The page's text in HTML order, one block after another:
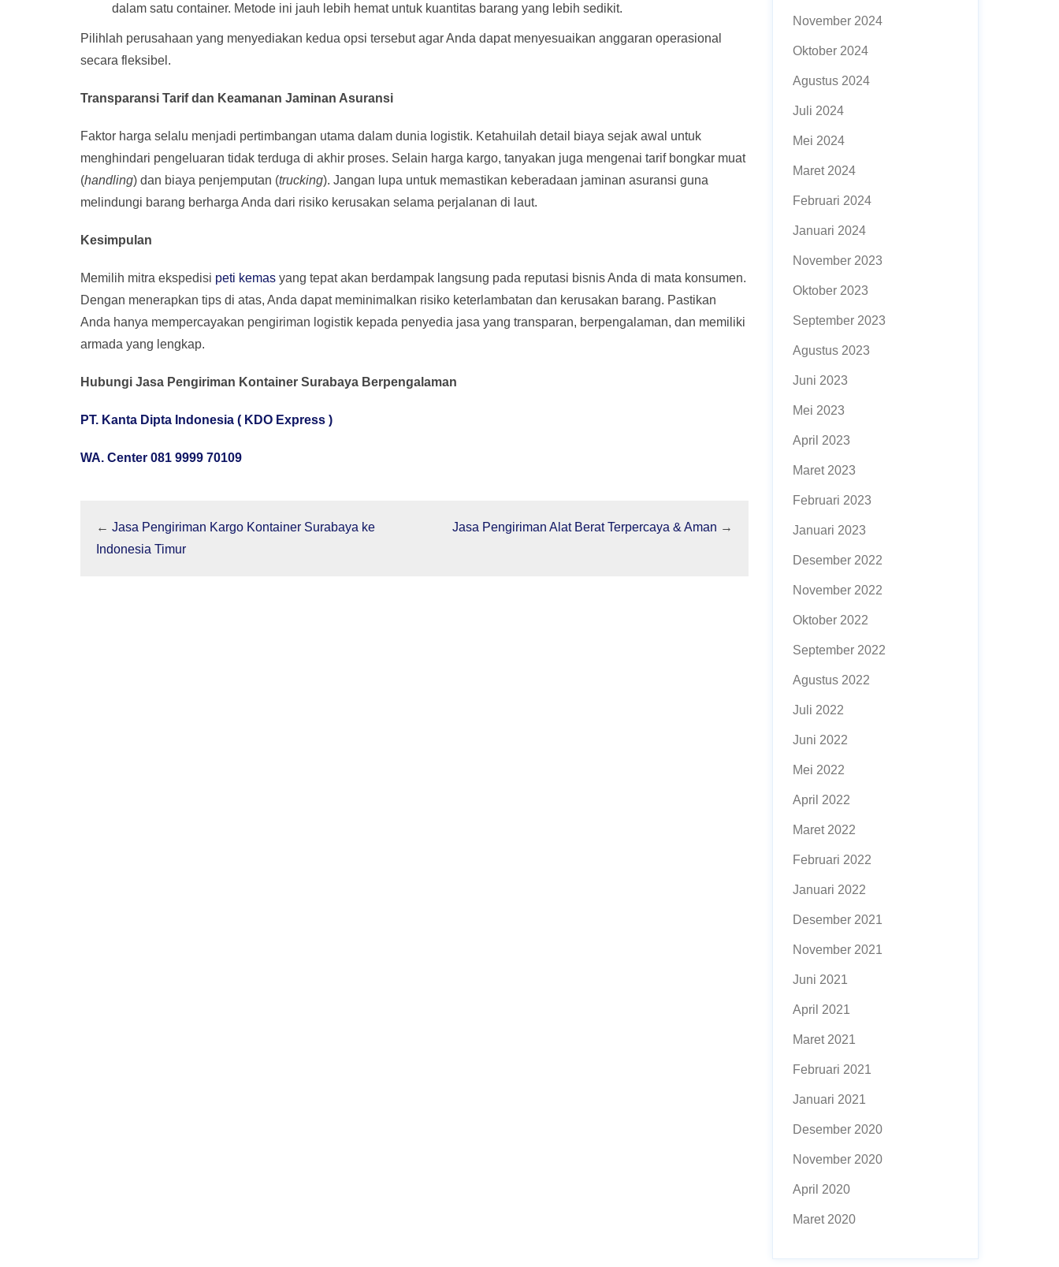
dalam satu container. Metode ini jauh lebih hemat untuk kuantitas barang yang lebih sedikit.
Pilihlah perusahaan yang menyediakan kedua opsi tersebut agar Anda dapat menyesuaikan anggaran operasional
secara fleksibel.
Transparansi Tarif dan Keamanan Jaminan Asuransi
Faktor harga selalu menjadi pertimbangan utama dalam dunia logistik. Ketahuilah detail biaya sejak awal untuk
menghindari pengeluaran tidak terduga di akhir proses. Selain harga kargo, tanyakan juga mengenai tarif bongkar muat
(handling) dan biaya penjemputan (trucking). Jangan lupa untuk memastikan keberadaan jaminan asuransi guna
melindungi barang berharga Anda dari risiko kerusakan selama perjalanan di laut.
Kesimpulan
Memilih mitra ekspedisi peti kemas yang tepat akan berdampak langsung pada reputasi bisnis Anda di mata konsumen.
Dengan menerapkan tips di atas, Anda dapat meminimalkan risiko keterlambatan dan kerusakan barang. Pastikan
Anda hanya mempercayakan pengiriman logistik kepada penyedia jasa yang transparan, berpengalaman, dan memiliki
armada yang lengkap.
Hubungi Jasa Pengiriman Kontainer Surabaya Berpengalaman
PT. Kanta Dipta Indonesia ( KDO Express )
WA. Center 081 9999 70109
← Jasa Pengiriman Kargo Kontainer Surabaya ke
Indonesia Timur
Jasa Pengiriman Alat Berat Terpercaya & Aman →
November 2024
Oktober 2024
Agustus 2024
Juli 2024
Mei 2024
Maret 2024
Februari 2024
Januari 2024
November 2023
Oktober 2023
September 2023
Agustus 2023
Juni 2023
Mei 2023
April 2023
Maret 2023
Februari 2023
Januari 2023
Desember 2022
November 2022
Oktober 2022
September 2022
Agustus 2022
Juli 2022
Juni 2022
Mei 2022
April 2022
Maret 2022
Februari 2022
Januari 2022
Desember 2021
November 2021
Juni 2021
April 2021
Maret 2021
Februari 2021
Januari 2021
Desember 2020
November 2020
April 2020
Maret 2020